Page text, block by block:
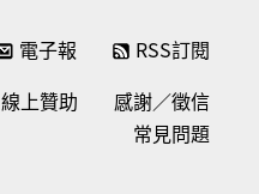
電子報 RSS訂閱
線上贊助
感謝／徵信
常見問題